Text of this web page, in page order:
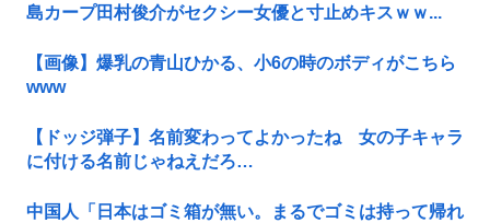
島カープ田村俊介がセクシー女優と寸止めキスｗｗ...
【画像】爆乳の青山ひかる、小6の時のボディがこちら
www
【ドッジ弾子】名前変わってよかったね 女の子キャラ
に付ける名前じゃねえだろ…
中国人「日本はゴミ箱が無い。まるでゴミは持って帰れ